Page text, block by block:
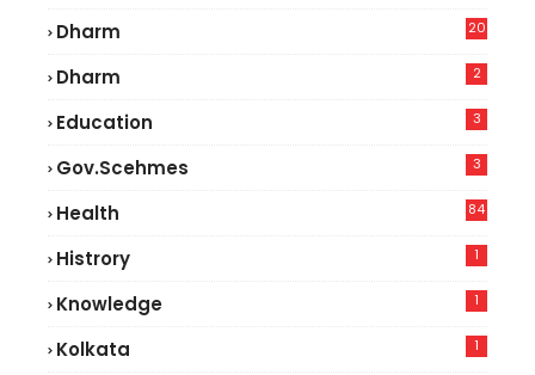
Dharm 20
Dharm 2
Education 3
Gov.scehmes 3
Health
84
Histrory 1
Knowledge 1
Kolkata 1